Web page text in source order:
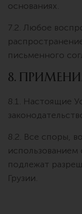
основаниях.
7.2. Любое
письменного
8.
8.1. Настоящие
8.2. Все споры,
использованием
подлежат
Грузии.